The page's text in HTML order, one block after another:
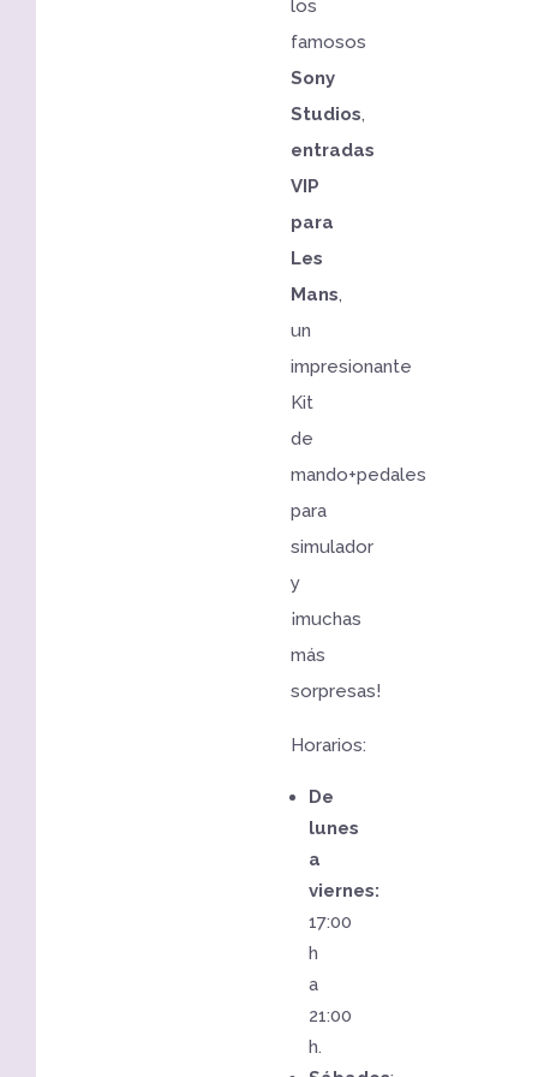
los
famosos
Sony
Studios,
entradas
VIP
para
Les
Mans,
un
impresionante
Kit
de
mando+pedales
para
simulador
y
¡muchas
más
sorpresas!
Horarios:
De
lunes
a
viernes:
17:00
h
a
21:00
h.